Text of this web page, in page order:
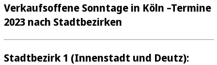
Verkaufsoffene Sonntage in Köln –Termine
2023 nach Stadtbezirken
Stadtbezirk 1 (Innenstadt und Deutz):